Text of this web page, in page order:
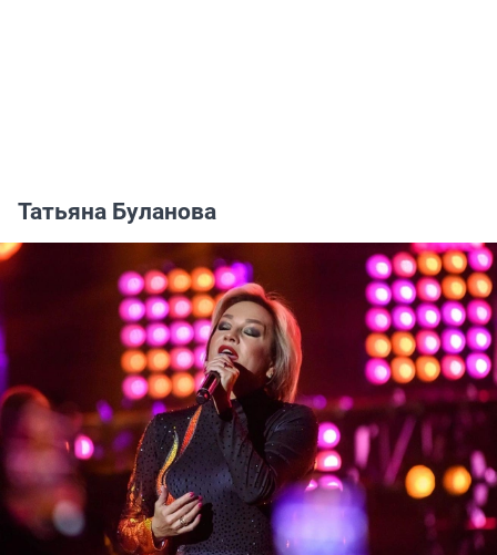
Татьяна Буланова